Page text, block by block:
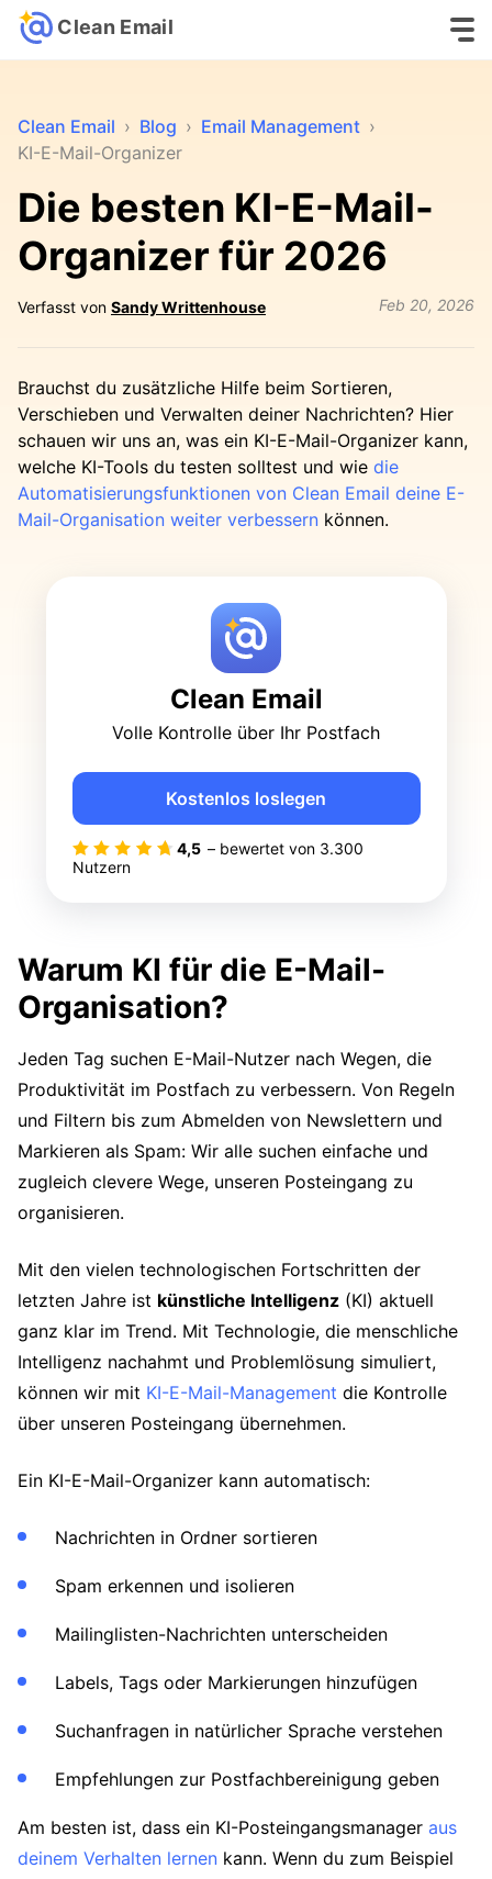
Clean Email
Clean Email › Blog › Email Management ›
KI-E-Mail-Organizer
Die besten KI-E-Mail-
Organizer für 2026
Verfasst von Sandy Writtenhouse Feb 20, 2026
Brauchst du zusätzliche Hilfe beim Sortieren,
Verschieben und Verwalten deiner Nachrichten? Hier
schauen wir uns an, was ein KI-E-Mail-Organizer kann,
welche KI-Tools du testen solltest und wie die
Automatisierungsfunktionen von Clean Email deine E-
Mail-Organisation weiter verbessern können.
Clean Email
Volle Kontrolle über Ihr Postfach
4,5 – bewertet von 3.300
Nutzern
Kostenlos loslegen
Warum KI für die E-Mail-
Organisation?
Jeden Tag suchen E-Mail-Nutzer nach Wegen, die
Produktivität im Postfach zu verbessern. Von Regeln
und Filtern bis zum Abmelden von Newslettern und
Markieren als Spam: Wir alle suchen einfache und
zugleich clevere Wege, unseren Posteingang zu
organisieren.
Mit den vielen technologischen Fortschritten der
letzten Jahre ist künstliche Intelligenz (KI) aktuell
ganz klar im Trend. Mit Technologie, die menschliche
Intelligenz nachahmt und Problemlösung simuliert,
können wir mit KI-E-Mail-Management die Kontrolle
über unseren Posteingang übernehmen.
Ein KI-E-Mail-Organizer kann automatisch:
Nachrichten in Ordner sortieren
Spam erkennen und isolieren
Mailinglisten-Nachrichten unterscheiden
Labels, Tags oder Markierungen hinzufügen
Suchanfragen in natürlicher Sprache verstehen
Empfehlungen zur Postfachbereinigung geben
Am besten ist, dass ein KI-Posteingangsmanager aus
deinem Verhalten lernen kann. Wenn du zum Beispiel